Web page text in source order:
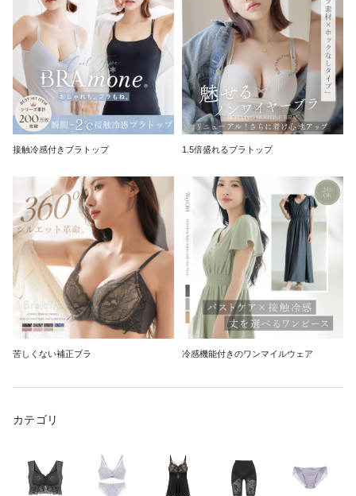
接触冷感付きブラトップ 1.5倍盛れるブラトップ
苦しくない補正ブラ 冷感機能付きのワンマイルウェア
カテゴリ